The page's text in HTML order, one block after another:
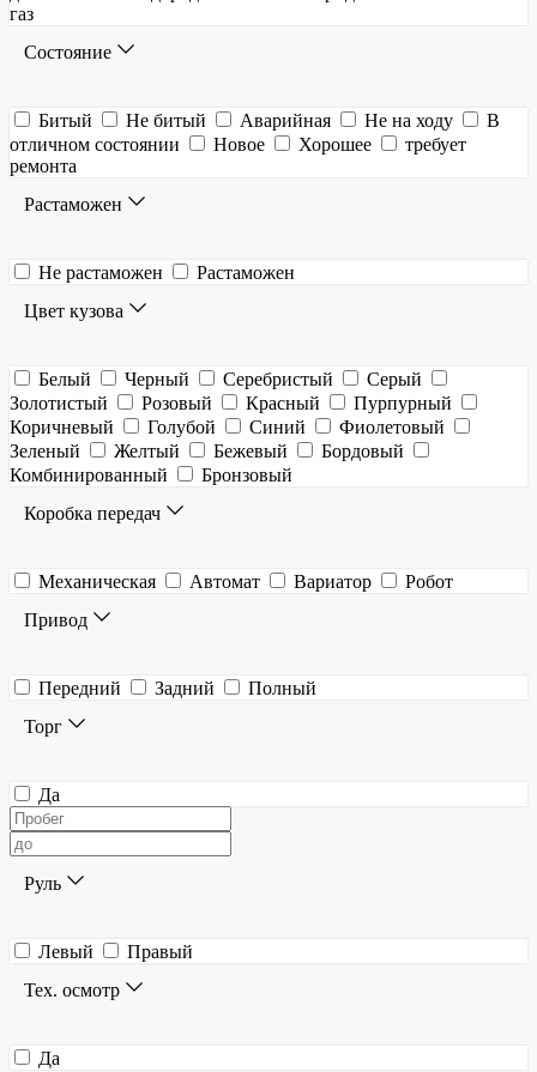
газ
Состояние
Битый Не битый Аварийная Не на ходу
В
отличном состоянии
Новое Хорошее
требует
ремонта
Растаможен
Не растаможен
Растаможен
Цвет кузова
Белый Черный Серебристый
Серый
Золотистый
Розовый Красный
Пурпурный
Коричневый
Голубой Синий
Фиолетовый
Зеленый
Желтый Бежевый
Бордовый
Комбинированный
Бронзовый
Коробка передач
Механическая Автомат Вариатор
Робот
Привод
Передний Задний
Полный
Торг
Да
Руль
Левый
Правый
Тех. осмотр
Да